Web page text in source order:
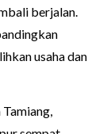
berjalan.
usaha dan